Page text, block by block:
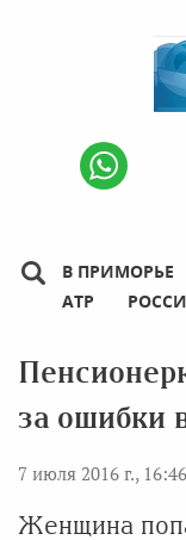
В ПРИМОРЬЕ
АТР
за ошибки
7 июля 2016 г.,
Женщина